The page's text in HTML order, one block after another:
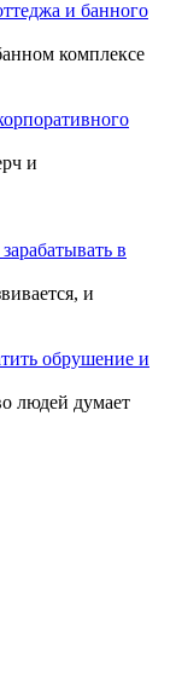
и банного
комплексе
и
в
и
обрушение и
людей думает